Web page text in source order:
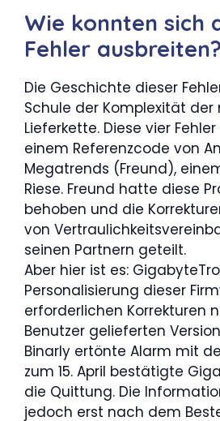
Wie konnten sich
Fehler ausbreiten?
Die Geschichte dieser
Schule der Komplexität
Lieferkette. Diese vier
einem Referenzcode von
Megatrends (Freund),
Riese. Freund hatte diese
behoben und die
von
seinen Partnern geteilt.
Aber hier ist es:
Personalisierung dieser
erforderlichen Korrekturen
Benutzer gelieferten
Binarly ertönte Alarm mit
zum 15. April bestätigte
die Quittung. Die
jedoch erst nach dem